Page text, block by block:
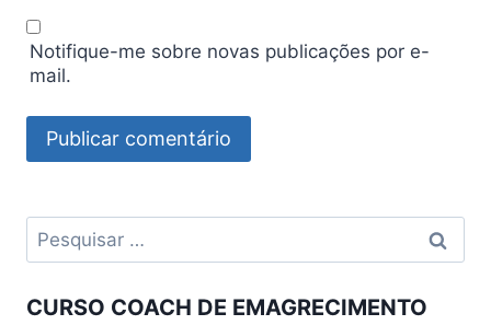
Notifique-me sobre novas publicações por e-
mail.
Pesquisar
por:
CURSO COACH DE EMAGRECIMENTO